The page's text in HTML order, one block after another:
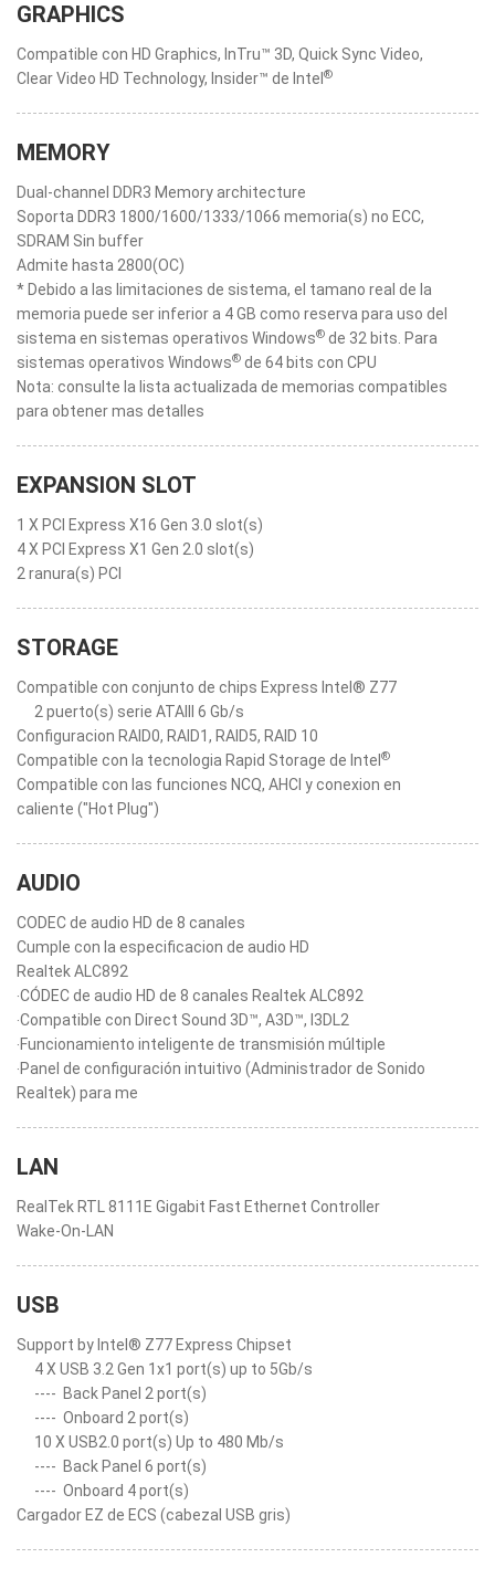
GRAPHICS
Compatible con HD Graphics, InTru™ 3D, Quick Sync Video,
Clear Video HD Technology, Insider™ de Intel ®
MEMORY
Dual-channel DDR3 Memory architecture
Soporta DDR3 1800/1600/1333/1066 memoria(s) no ECC,
SDRAM Sin buffer
Admite hasta 2800(OC)
* Debido a las limitaciones de sistema, el tamano real de la
memoria puede ser inferior a 4 GB como reserva para uso del
sistema en sistemas operativos Windows® de 32 bits. Para
sistemas operativos Windows® de 64 bits con CPU
Nota: consulte la lista actualizada de memorias compatibles
para obtener mas detalles
EXPANSION SLOT
1 X PCI Express X16 Gen 3.0 slot(s)
4 X PCI Express X1 Gen 2.0 slot(s)
2 ranura(s) PCI
STORAGE
Compatible con conjunto de chips Express Intel® Z77
2 puerto(s) serie ATAIII 6 Gb/s
Configuracion RAID0, RAID1, RAID5, RAID 10
Compatible con la tecnologia Rapid Storage de Intel ®
Compatible con las funciones NCQ, AHCI y conexion en
caliente ("Hot Plug")
AUDIO
CODEC de audio HD de 8 canales
Cumple con la especificacion de audio HD
Realtek ALC892
‧CÓDEC de audio HD de 8 canales Realtek ALC892
‧Compatible con Direct Sound 3D™, A3D™, I3DL2
‧Funcionamiento inteligente de transmisión múltiple
‧Panel de configuración intuitivo (Administrador de Sonido
Realtek) para me
LAN
RealTek RTL 8111E Gigabit Fast Ethernet Controller
Wake-On-LAN
USB
Support by Intel® Z77 Express Chipset
4 X USB 3.2 Gen 1x1 port(s) up to 5Gb/s
---- Back Panel 2 port(s)
---- Onboard 2 port(s)
10 X USB2.0 port(s) Up to 480 Mb/s
---- Back Panel 6 port(s)
---- Onboard 4 port(s)
Cargador EZ de ECS (cabezal USB gris)